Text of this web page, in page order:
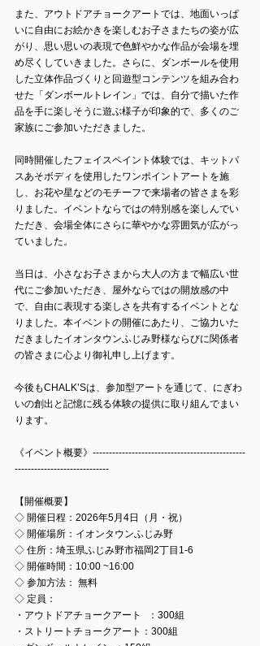
また、アウトドアチョークアートでは、地面いっぱ
いに自由にお絵かきを楽しむお子さまたちの姿が広
がり、思い思いの表現で色鮮やかな作品が会場を埋
め尽くしていきました。さらに、ダンボールを使用
した立体作品づくりと回遊型コンテンツを組み合わ
せた「ダンボールトレイン」では、自分で描いた作
品を手に楽しそうに遊ぶ様子が印象的で、多くのご
家族にご参加いただきました。
同時開催したフェイスペイント体験では、キットパ
スあそボディを使用したワンポイントアートを施
し、お花や星などのモチーフで来場者の皆さまを彩
りました。イベントならではの特別感を楽しんでい
ただき、会場全体にさらに華やかな雰囲気が広がっ
ていました。
当日は、小さなお子さまから大人の方まで幅広い世
代にご参加いただき、屋外ならではの開放感の中
で、自由に表現する楽しさを共有するイベントとな
りました。本イベントの開催にあたり、ご協力いた
だきましたイオンタウンふじみ野様ならびに関係者
の皆さまに心より御礼申し上げます。
今後もCHALK’Sは、参加型アートを通じて、にぎわ
いの創出と記憶に残る体験の提供に取り組んでまい
ります。
《イベント概要》-----------------------------------------------
-----------------------------
【開催概要】
◇ 開催日程：2026年5月4日（月・祝）
◇ 開催場所：イオンタウンふじみ野
◇ 住所：埼玉県ふじみ野市福岡2丁目1-6
◇ 開催時間：10:00 ~16:00
◇ 参加方法： 無料
◇ 定員：
・アウトドアチョークアート   ：300組
・ストリートチョークアート：300組